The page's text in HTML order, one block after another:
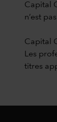
Capital
n’est
Capital
Les
titres